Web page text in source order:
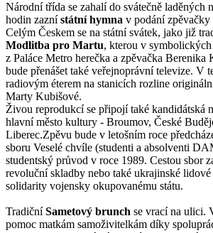
Národní třída se zahalí do svátečně laděných
hodin zaznístátní hymna v podání
Celým Českem se na státní svátek, jako již
Modlitba pro Martu, kterou v symbolických
z Paláce Metro herečka a zpěvačka
bude přenášet také veřejnoprávní televize. V
radiovým éterem na stanicích rozline
Marty Kubišové.
Živou reprodukcí se připojí také kandidátská
hlavní město kultury - Broumov, České
Liberec.Zpěvu bude v letošním roce
sboru Veselé chvíle (studenti a absolventi
studentský průvod v roce 1989. Cestou sbor
revoluční skladby nebo také ukrajinské
solidarity vojensky okupovanému státu.
TradičníSametový brunch se vrací na ulici.
pomoc matkám samoživitelkám díky